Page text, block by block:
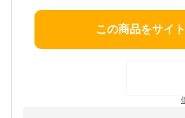
この商品をサイ